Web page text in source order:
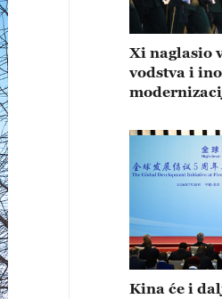
Xi naglasio
vodstva i
Kina će i